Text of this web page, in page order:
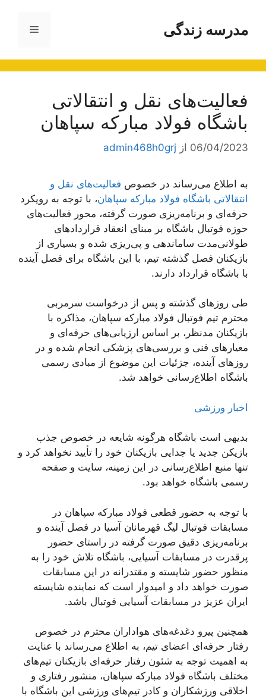
محتوامدرسه زندگی فهرست
فعالیت‌های نقل و انتقالاتی
باشگاه فولاد مبارکه سپاهان
06/04/2023 از admin468h0grj
به اطلاع می‌رساند در خصوص فعالیت‌های نقل و
انتقالاتی باشگاه فولاد مبارکه سپاهان، با توجه به رویکرد
حرفه‌ای و برنامه‌ریزی صورت گرفته، محور فعالیت‌های
حوزه فوتبال باشگاه بر مبنای انعقاد قراردادهای
طولانی‌مدت ساماندهی و پی‌ریزی شده و بسیاری از
بازیکنان فصل گذشته تیم، با این باشگاه برای فصل آینده
با باشگاه قرارداد دارند.
طی روزهای گذشته و پس از درخواست سرمربی
محترم تیم فوتبال فولاد مبارکه سپاهان، مذاکره با
بازیکنان مدنظر، بر اساس ارزیابی‌های حرفه‌ای و
معیارهای فنی و بررسی‌های پزشکی انجام شده و در
روزهای آینده، جزئیات این موضوع از مبادی رسمی
باشگاه اطلاع‌رسانی خواهد شد.
اخبار ورزشی
بدیهی است باشگاه هرگونه شایعه در خصوص جذب
بازیکن جدید یا جدایی بازیکنان خود را تأیید نخواهد کرد و
تنها منبع اطلاع‌رسانی در این زمینه، سایت و صفحه
رسمی باشگاه خواهد بود.
با توجه به حضور قطعی فولاد مبارکه سپاهان در
مسابقات فوتبال لیگ قهرمانان آسیا در فصل آینده و
برنامه‌ریزی دقیق صورت گرفته در راستای حضور
پرقدرت در مسابقات آسیایی، باشگاه تلاش خود را به
منظور حضور شایسته و مقتدرانه در این مسابقات
صورت خواهد داد و امیدوار است که نماینده شایسته
ایران عزیز در مسابقات آسیایی فوتبال باشد.
همچنین پیرو دغدغه‌های هواداران محترم در خصوص
رفتار حرفه‌ای اعضای تیم، به اطلاع می‌رساند با عنایت
به اهمیت توجه به شئون رفتار حرفه‌ای بازیکنان تیم‌های
مختلف باشگاه فولاد مبارکه سپاهان، منشور رفتاری و
اخلاقی ورزشکاران و کادر تیم‌های ورزشی این باشگاه با